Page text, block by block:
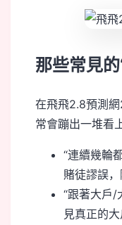
那些常見
在飛飛2.8預測
常會蹦出一堆看
“連續幾輪
賭徒謬誤，
“跟著大戶
見真正的大